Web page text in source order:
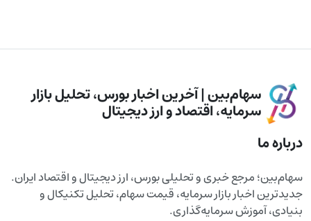
سهام‌بین | آخرین اخبار بورس، تحلیل بازار
سرمایه، اقتصاد و ارز دیجیتال
درباره ما
سهام‌بین؛ مرجع خبری و تحلیلی بورس، ارز دیجیتال و اقتصاد ایران.
جدیدترین اخبار بازار سرمایه، قیمت سهام، تحلیل تکنیکال و
بنیادی، آموزش سرمایه‌گذاری.